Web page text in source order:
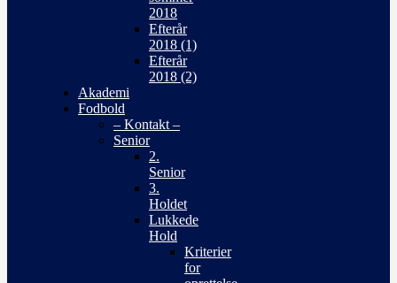
2018
Efterår
2018 (1)
Efterår
2018 (2)
Akademi
Fodbold
– Kontakt –
Senior
2.
Senior
3.
Holdet
Lukkede
Hold
Kriterier
for